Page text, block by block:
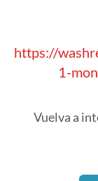
https://
1-
Vuelva a